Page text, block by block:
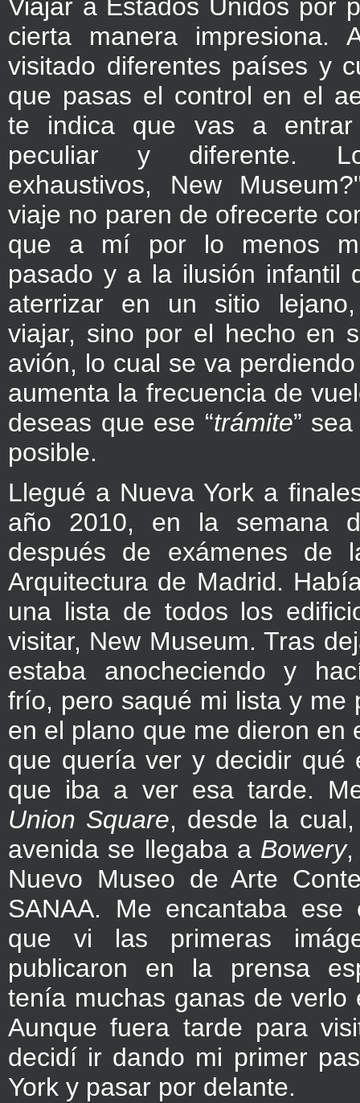
Viajar a Estados Unidos por
cierta manera impresiona.
visitado diferentes países y
que pasas el control en el
te indica que vas a
peculiar y diferente.
exhaustivos, New
viaje no paren de ofrecerte
que a mí por lo menos
pasado y a la ilusión infantil
aterrizar en un sitio
viajar, sino por el hecho en
avión, lo cual se va
aumenta la frecuencia de
deseas que ese “trámite”
posible.
Llegué a Nueva York a
año 2010, en la semana
después de exámenes de
Arquitectura de Madrid.
una lista de todos los
visitar, New Museum. Tras
estaba anocheciendo y
frío, pero saqué mi lista y me
en el plano que me dieron en
que quería ver y decidir qué
que iba a ver esa tarde.
Union Square, desde la
avenida se llegaba a Bowery,
Nuevo Museo de Arte
SANAA. Me encantaba ese
que vi las primeras
publicaron en la prensa
tenía muchas ganas de verlo
Aunque fuera tarde para
decidí ir dando mi primer
York y pasar por delante.